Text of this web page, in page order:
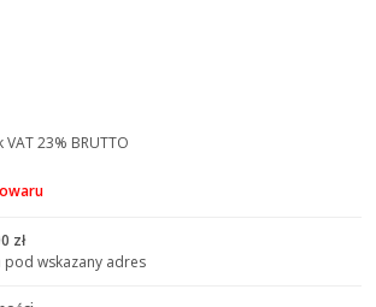
23% BRUTTO
zł
pod wskazany adres